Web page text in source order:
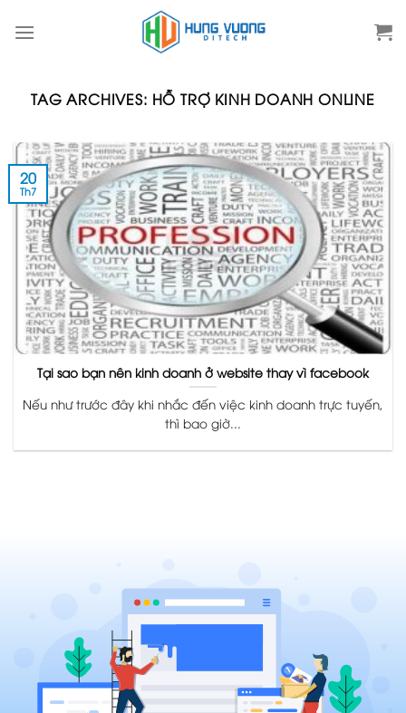
TAG ARCHIVES: HỖ TRỢ KINH DOANH ONLINE
Tại sao bạn nên kinh doanh ở website thay vì facebook
Nếu như trước đây khi nhắc đến việc kinh doanh trực tuyến,
thì bao giờ...
20
Th7